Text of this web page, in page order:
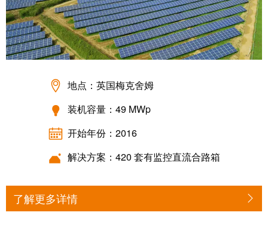
标
记
号
印
机
工
业
照
本
土
新
闻
戮
力
战
“疫”，
同
心
“沪”
多
地点：英国梅克舍姆
装机容量：49 MWp
开始年份：2016
解决方案：420 套有监控直流合路箱
了解更多详情